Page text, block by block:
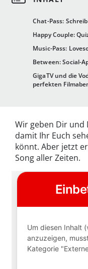
Chat-Pass:
Happy Couple:
Music-Pass:
Between: Social-
GigaTV und die
perfekten
Wir geben Dir und
damit Ihr Euch
könnt. Aber jetzt
Song aller Zeiten.